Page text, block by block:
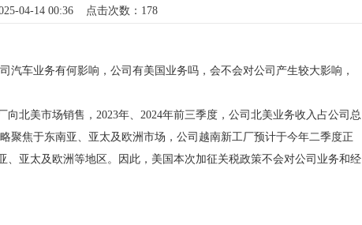
04-14 00:36 点击次数：178
汽车业务有何影响，公司有美国业务吗，会不会对公司产生较大影响，
北美市场销售，2023年、2024年前三季度，公司北美业务收入占公司总
聚焦于东南亚、亚太及欧洲市场，公司越南新工厂预计于今年二季度正
、亚太及欧洲等地区。因此，美国本次加征关税政策不会对公司业务和经